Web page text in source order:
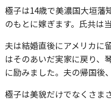
極子は14歳で美濃国大垣藩
のもとに嫁ぎます。氏共は
夫は結婚直後にアメリカに
はそのあいだ実家に戻り、
に励みました。夫の帰国後
極子は美貌だけでなくさま